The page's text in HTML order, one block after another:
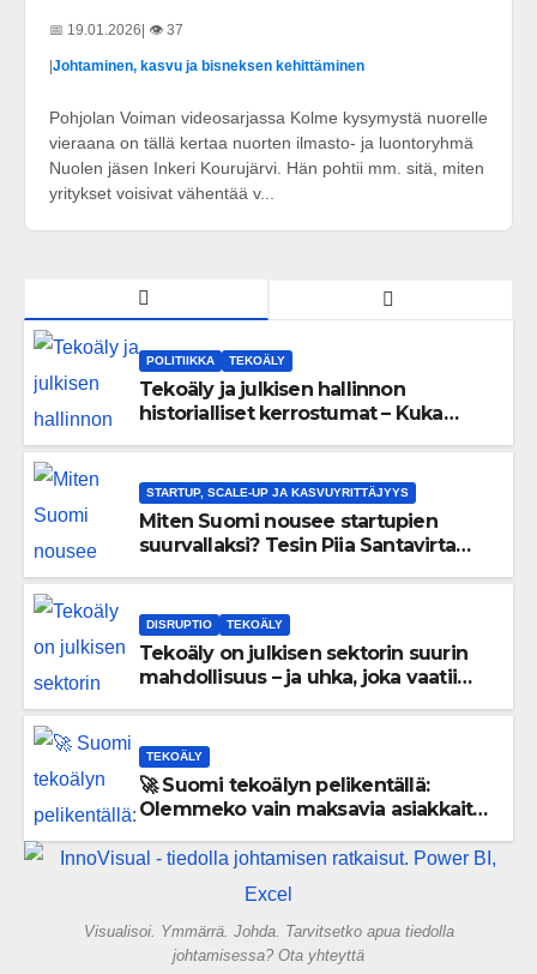
📅 19.01.2026| 👁️ 37
|Johtaminen, kasvu ja bisneksen kehittäminen
Pohjolan Voiman videosarjassa Kolme kysymystä nuorelle
vieraana on tällä kertaa nuorten ilmasto- ja luontoryhmä
Nuolen jäsen Inkeri Kourujärvi. Hän pohtii mm. sitä, miten
yritykset voisivat vähentää v...
POLITIIKKA TEKOÄLY
Tekoäly ja julkisen hallinnon
historialliset kerrostumat – Kuka
STARTUP, SCALE-UP JA KASVUYRITTÄJYYS
Miten Suomi nousee startupien
suurvallaksi? Tesin Piia Santavirta
DISRUPTIO TEKOÄLY
Tekoäly on julkisen sektorin suurin
mahdollisuus – ja uhka, joka vaatii
TEKOÄLY
🚀 Suomi tekoälyn pelikentällä:
Olemmeko vain maksavia asiakkaita
gigatehtaan?
Visualisoi. Ymmärrä. Johda. Tarvitsetko apua tiedolla
johtamisessa? Ota yhteyttä